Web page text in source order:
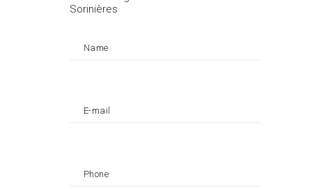
Sorinières
Name
E-mail
Phone